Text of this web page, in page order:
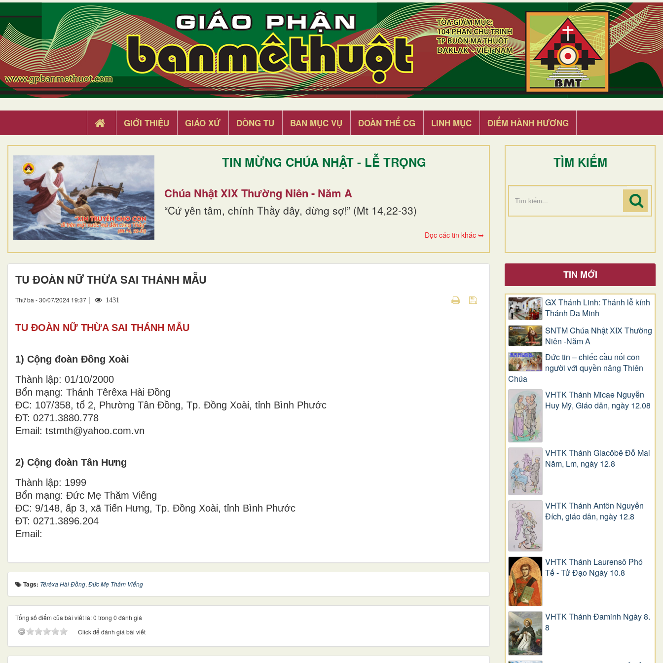
GIỚI THIỆU GIÁO XỨ DÒNG TU BAN MỤC VỤ ĐOÀN THỂ CG LINH MỤC ĐIỂM HÀNH HƯƠNG
TIN MỪNG CHÚA NHẬT - LỄ TRỌNG
Chúa Nhật XIX Thường Niên - Năm A
“Cứ yên tâm, chính Thầy đây, đừng sợ!” (Mt 14,22-33)
Đọc các tin khác ➥
TÌM KIẾM
TU ĐOÀN NỮ THỪA SAI THÁNH MẪU
Thứ ba - 30/07/2024 19:37 | 1431
TU ĐOÀN NỮ THỪA SAI THÁNH MẪU
1) Cộng đoàn Đồng Xoài
Thành lập: 01/10/2000
Bổn mạng: Thánh Têrêxa Hài Đồng
ĐC: 107/358, tổ 2, Phường Tân Đồng, Tp. Đồng Xoài, tỉnh Bình Phước
ĐT: 0271.3880.778
Email: tstmth@yahoo.com.vn
2) Cộng đoàn Tân Hưng
Thành lập: 1999
Bổn mạng: Đức Mẹ Thăm Viếng
ĐC: 9/148, ấp 3, xã Tiến Hưng, Tp. Đồng Xoài, tỉnh Bình Phước
ĐT: 0271.3896.204
Email:
Tags: Têrêxa Hài Đồng, Đức Mẹ Thăm Viếng
Tổng số điểm của bài viết là: 0 trong 0 đánh giá
Click để đánh giá bài viết
TIN MỚI
GX Thánh Linh: Thánh lễ kính
Thánh Đa Minh
SNTM Chúa Nhật XIX Thường
Niên -Năm A
Đức tin – chiếc cầu nối con
người với quyền năng Thiên
Chúa
VHTK Thánh Micae Nguyễn
Huy Mỹ, Giáo dân, ngày 12.08
VHTK Thánh Giacôbê Ðỗ Mai
Năm, Lm, ngày 12.8
VHTK Thánh Antôn Nguyễn
Ðích, giáo dân, ngày 12.8
VHTK Thánh Laurensô Phó
Tế - Tử Đạo Ngày 10.8
VHTK Thánh Đaminh Ngày 8.
8